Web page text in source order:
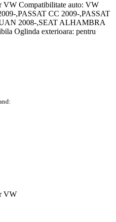
VW Compatibilitate auto: VW
,PASSAT CC 2009-,PASSAT
2008-,SEAT ALHAMBRA
Oglinda exterioara: pentru
VW